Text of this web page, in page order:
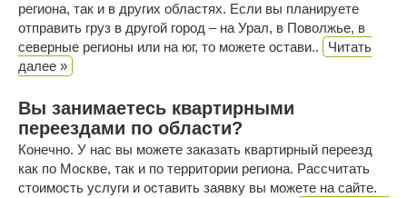
региона, так и в других областях. Если вы планируете
отправить груз в другой город – на Урал, в Поволжье, в
северные регионы или на юг, то можете остави..
Читать
далее »
Вы занимаетесь квартирными
переездами по области?
Конечно. У нас вы можете заказать квартирный переезд
как по Москве, так и по территории региона. Рассчитать
стоимость услуги и оставить заявку вы можете на сайте.